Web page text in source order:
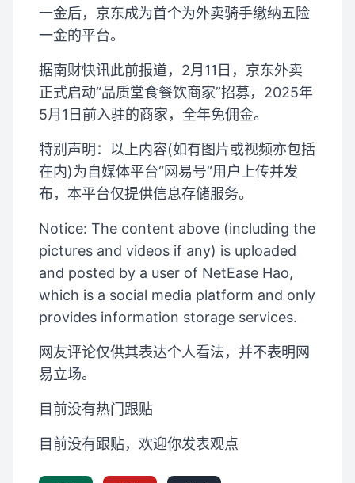
一金后，京东成为首个为外卖骑手缴纳五险
一金的平台。
据南财快讯此前报道，2月11日，京东外卖
正式启动“品质堂食餐饮商家”招募，2025年
5月1日前入驻的商家，全年免佣金。
特别声明：以上内容(如有图片或视频亦包括
在内)为自媒体平台“网易号”用户上传并发
布，本平台仅提供信息存储服务。
Notice: The content above (including the
pictures and videos if any) is uploaded
and posted by a user of NetEase Hao,
which is a social media platform and only
provides information storage services.
网友评论仅供其表达个人看法，并不表明网
易立场。
目前没有热门跟贴
目前没有跟贴，欢迎你发表观点